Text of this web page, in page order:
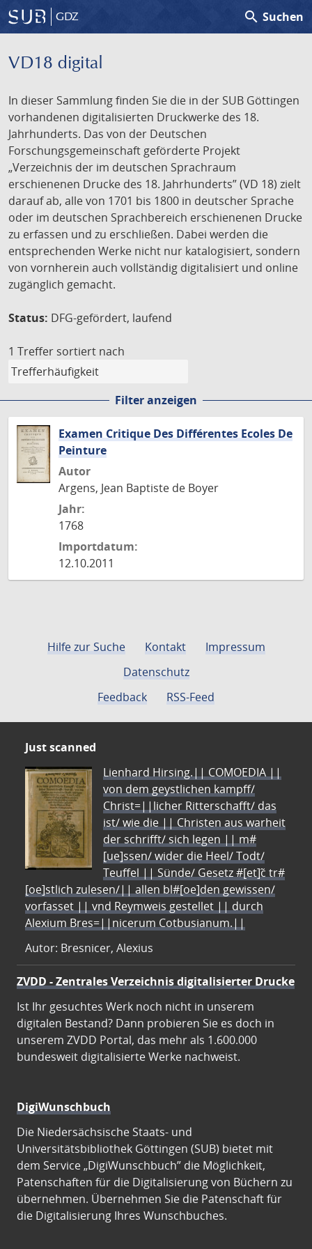
GDZ search Suchen
VD18 digital
In dieser Sammlung finden Sie die in der SUB Göttingen
vorhandenen digitalisierten Druckwerke des 18.
Jahrhunderts. Das von der Deutschen
Forschungsgemeinschaft geförderte Projekt
„Verzeichnis der im deutschen Sprachraum
erschienenen Drucke des 18. Jahrhunderts” (VD 18) zielt
darauf ab, alle von 1701 bis 1800 in deutscher Sprache
oder im deutschen Sprachbereich erschienenen Drucke
zu erfassen und zu erschließen. Dabei werden die
entsprechenden Werke nicht nur katalogisiert, sondern
von vornherein auch vollständig digitalisiert und online
zugänglich gemacht.
Status: DFG-gefördert, laufend
1 Treffer sortiert nach
Filter anzeigen
Examen Critique Des Différentes Ecoles De
Peinture
Autor
Argens, Jean Baptiste de Boyer
Jahr:
1768
Importdatum:
12.10.2011
Hilfe zur Suche Kontakt
Impressum
Datenschutz
Feedback
RSS-Feed
Just scanned
Lienhard Hirsing.|| COMOEDIA ||
von dem geystlichen kampff/
Christ=||licher Ritterschafft/ das
ist/ wie die || Christen aus warheit
der schrifft/ sich legen || m#
[ue]ssen/ wider die Heel/ Todt/
Teuffel || Sünde/ Gesetz #[et]c̃ tr#
[oe]stlich zulesen/|| allen bl#[oe]den gewissen/
vorfasset || vnd Reymweis gestellet || durch
Alexium Bres=||nicerum Cotbusianum.||
Autor: Bresnicer, Alexius
ZVDD - Zentrales Verzeichnis digitalisierter Drucke
Ist Ihr gesuchtes Werk noch nicht in unserem
digitalen Bestand? Dann probieren Sie es doch in
unserem ZVDD Portal, das mehr als 1.600.000
bundesweit digitalisierte Werke nachweist.
DigiWunschbuch
Die Niedersächsische Staats- und
Universitätsbibliothek Göttingen (SUB) bietet mit
dem Service „DigiWunschbuch” die Möglichkeit,
Patenschaften für die Digitalisierung von Büchern zu
übernehmen. Übernehmen Sie die Patenschaft für
die Digitalisierung Ihres Wunschbuches.